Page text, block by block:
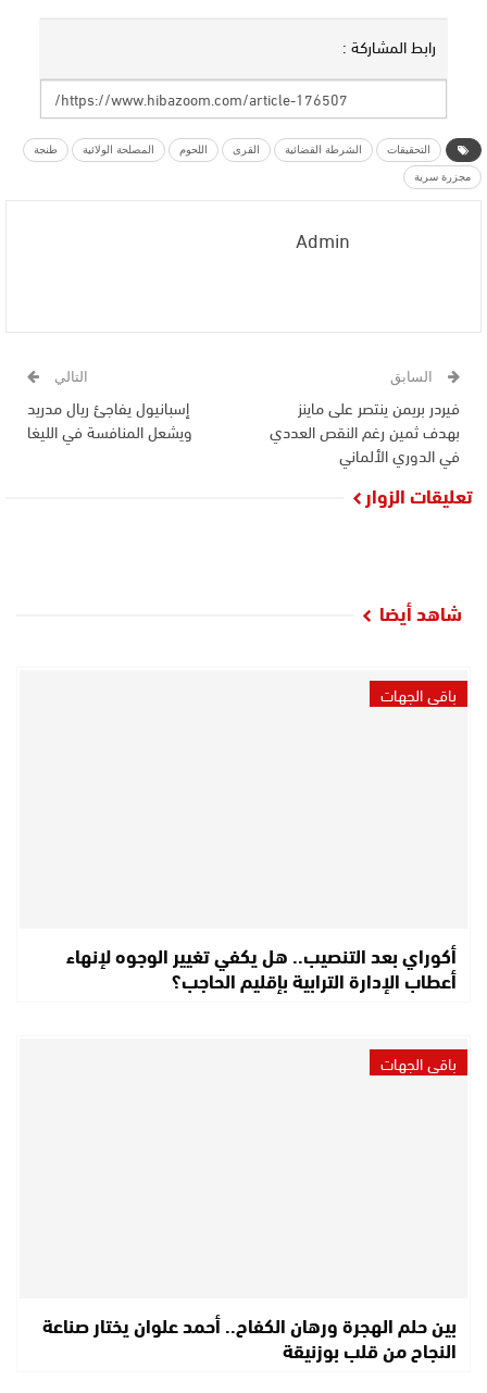
رابط المشاركة :
التحقيقات الشرطة القضائية القرى اللحوم المصلحة الولائية طنجة
مجزرة سرية
Admin
السابق
فيردر بريمن ينتصر على ماينز
بهدف ثمين رغم النقص العددي
في الدوري الألماني
التالي
إسبانيول يفاجئ ريال مدريد
ويشعل المنافسة في الليغا
تعليقات الزوار
شاهد أيضا
باقي الجهات
أكوراي بعد التنصيب.. هل يكفي تغيير الوجوه لإنهاء
أعطاب الإدارة الترابية بإقليم الحاجب؟
باقي الجهات
بين حلم الهجرة ورهان الكفاح.. أحمد علوان يختار صناعة
النجاح من قلب بوزنيقة